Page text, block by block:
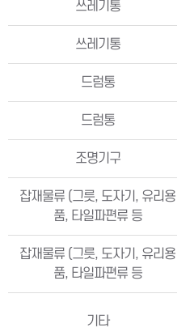
쓰레기통
쓰레기통
드럼통
드럼통
조명기구
잡재물류 (그릇, 도자기, 유리용
품, 타일파편류 등
잡재물류 (그릇, 도자기, 유리용
품, 타일파편류 등
기타